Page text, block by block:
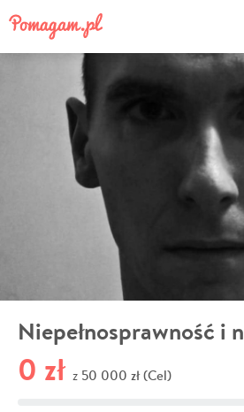
Niepełnosprawność i
0 zł z 50 000 zł (Cel)